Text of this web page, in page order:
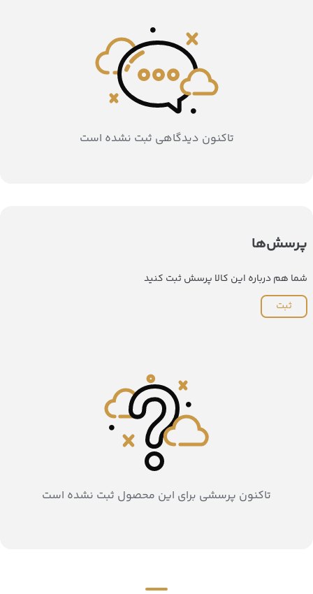
تاکنون دیدگاهی ثبت نشده است
پرسش‌ها
شما هم درباره این کالا پرسش ثبت کنید
ثبت
تاکنون پرسشی برای این محصول ثبت نشده است